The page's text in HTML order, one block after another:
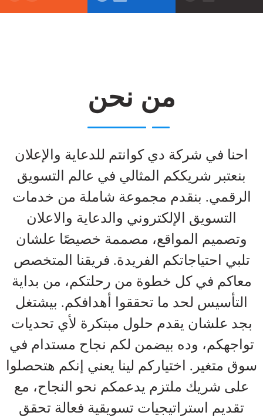
من نحن
احنا في شركة دي كوانتم للدعاية والإعلان
بنعتبر شريككم المثالي في عالم التسويق
الرقمي. بنقدم مجموعة شاملة من خدمات
التسويق الإلكتروني والدعاية والاعلان
وتصميم المواقع، مصممة خصيصًا علشان
تلبي احتياجاتكم الفريدة. فريقنا المتخصص
معاكم في كل خطوة من رحلتكم، من بداية
التأسيس لحد ما تحققوا أهدافكم. بيشتغل
بجد علشان يقدم حلول مبتكرة لأي تحديات
تواجهكم، وده بيضمن لكم نجاح مستدام في
سوق متغير. اختياركم لينا يعني إنكم هتحصلوا
على شريك ملتزم يدعمكم نحو النجاح، مع
تقديم استراتيجيات تسويقية فعالة تحقق